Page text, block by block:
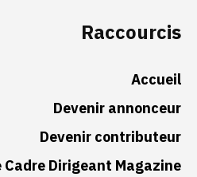
Raccourcis
Accueil
Devenir annonceur
Devenir contributeur
Cadre Dirigeant Magazine